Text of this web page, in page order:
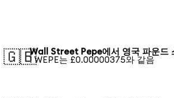
🇬🇧Wall Street Pepe에서 영국 파운드
1 WEPE는 £0.00000375와 같음